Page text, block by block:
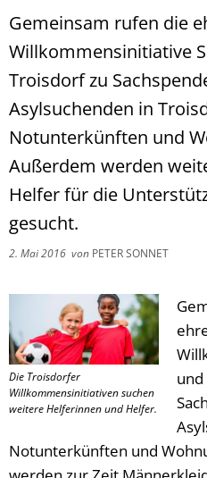
Gemeinsam rufen die
Willkommensinitiative
Troisdorf zu
Asylsuchenden in
Notunterkünften und
Außerdem werden
Helfer für die
gesucht.
2. Mai 2016 von PETER SONNET
Die Troisdorfer
Willkommensinitiativen suchen
weitere Helferinnen und Helfer.
Notunterkünften und